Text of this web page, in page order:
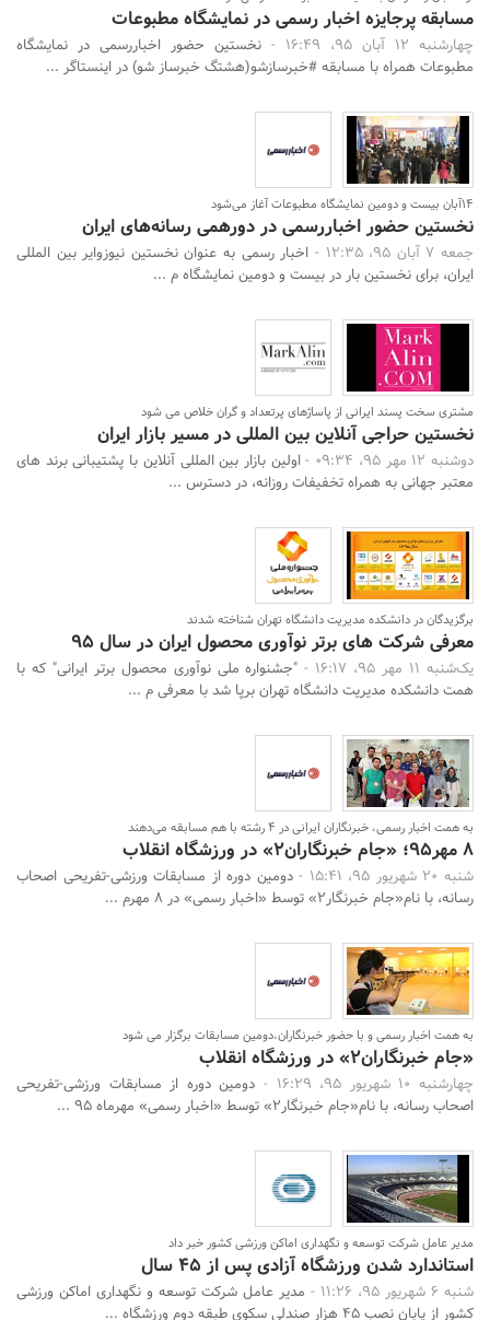
مسابقه پرجایزه اخبار رسمی در نمایشگاه مطبوعات
چهارشنبه 12 آبان 95، 16:49 -
نخستین حضور اخباررسمی در نمایشگاه
مطبوعات همراه با مسابقه #خبرسازشو(هشتگ خبرساز شو) در اینستاگر ...
14آبان بیست و دومین نمایشگاه مطبوعات آغاز می‌شود
نخستین حضور اخباررسمی در دورهمی رسانه‌های ایران
جمعه 7 آبان 95، 12:35 -
اخبار رسمی به عنوان نخستین نیوزوایر بین المللی
ایران، برای نخستین بار در بیست و دومین نمایشگاه م ...
مشتری سخت پسند ایرانی از پاساژهای پرتعداد و گران خلاص می شود
نخستین حراجی آنلاین بین المللی در مسیر بازار ایران
دوشنبه 12 مهر 95، 09:34 -
اولین بازار بین المللی آنلاین با پشتیبانی برند های
معتبر جهانی به همراه تخفیفات روزانه، در دسترس ...
برگزیدگان در دانشکده مدیریت دانشگاه تهران شناخته شدند
معرفی شرکت های برتر نوآوری‌ محصول ایران در سال 95
یک‌شنبه 11 مهر 95، 16:17 -
"جشنواره ملی نوآوری محصول برتر ایرانی" که با
همت دانشکده مدیریت دانشگاه تهران برپا شد با معرفی م ...
به همت اخبار رسمی، خبرنگاران ایرانی در 4 رشته با هم مسابقه می‌دهند
8 مهر95؛ «جام خبرنگاران2» در ورزشگاه انقلاب
شنبه 20 شهریور 95، 15:41 -
دومین دوره از مسابقات ورزشی-تفریحی اصحاب
رسانه، با نام«جام خبرنگار2» توسط «اخبار رسمی» در 8 مهرم ...
به همت اخبار رسمی و با حضور خبرنگاران،دومین مسابقات برگزار می شود
«جام خبرنگاران2» در ورزشگاه انقلاب
چهارشنبه 10 شهریور 95، 16:29 -
دومین دوره از مسابقات ورزشی-تفریحی
اصحاب رسانه، با نام«جام خبرنگار2» توسط «اخبار رسمی» مهرماه 95 ...
مدیر عامل شرکت توسعه و نگهداری اماکن ورزشی کشور خبر داد
استاندارد شدن ورزشگاه آزادی پس از 45 سال
شنبه 6 شهریور 95، 11:26 -
مدیر عامل شرکت توسعه و نگهداری اماکن ورزشی
کشور از پایان نصب 45 هزار صندلی سکوی طبقه دوم ورزشگاه ...